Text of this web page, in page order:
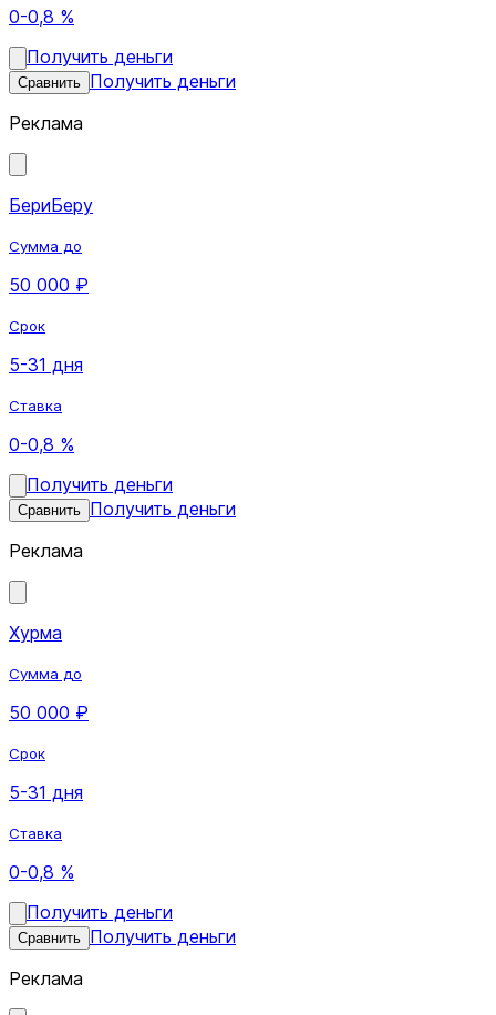
0-0,8 %
Получить деньги
Сравнить Получить деньги
Реклама
БериБеру
Сумма до
50 000 ₽
Срок
5-31 дня
Ставка
0-0,8 %
Получить деньги
Сравнить Получить деньги
Реклама
Хурма
Сумма до
50 000 ₽
Срок
5-31 дня
Ставка
0-0,8 %
Получить деньги
Сравнить Получить деньги
Реклама